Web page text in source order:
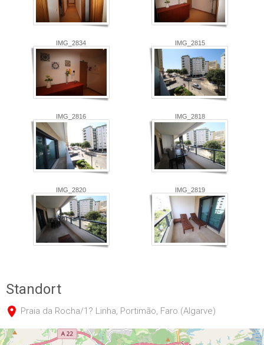
IMG_2834 IMG_2815
IMG_2816 IMG_2818
IMG_2820 IMG_2819
Standort
Praia da Rocha/1? Linha, Portimão, Faro (Algarve)